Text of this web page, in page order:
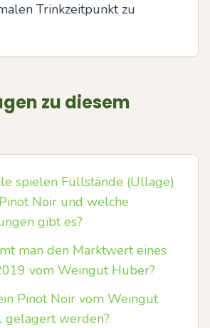
Trinkzeitpunkt zu
zu diesem
spielen Füllstände (Ullage)
Noir und welche
gibt es?
man den Marktwert eines
vom Weingut Huber?
Pinot Noir vom Weingut
gelagert werden?